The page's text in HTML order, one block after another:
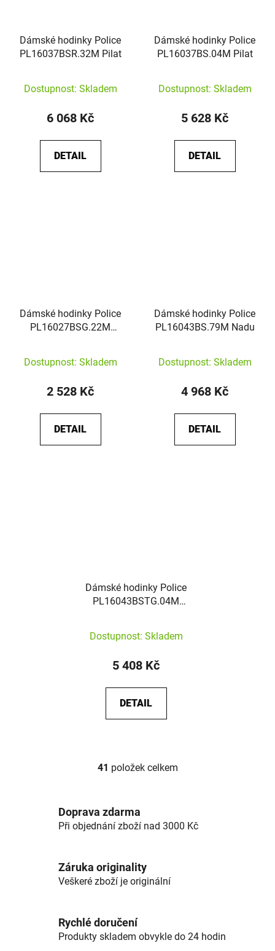
Dámské hodinky Police
PL16037BSR.32M Pilat
Dostupnost: Skladem
6 068 Kč
DETAIL
Dámské hodinky Police
PL16037BS.04M Pilat
Dostupnost: Skladem
5 628 Kč
DETAIL
Dámské hodinky Police
PL16027BSG.22M
Dostupnost: Skladem
2 528 Kč
DETAIL
Dámské hodinky Police
PL16043BS.79M Nadu
Dostupnost: Skladem
4 968 Kč
DETAIL
Dámské hodinky Police
PL16043BSTG.04M
Dostupnost: Skladem
5 408 Kč
DETAIL
Ovládací prvky výpisu
41 položek celkem
Doprava zdarma
Při objednání zboží nad 3000 Kč
Záruka originality
Veškeré zboží je originální
Rychlé doručení
Produkty skladem obvykle do 24 hodin